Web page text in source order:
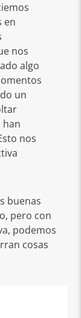
en
nos
algo
un
han
nos
buenas
pero con
podemos
cosas